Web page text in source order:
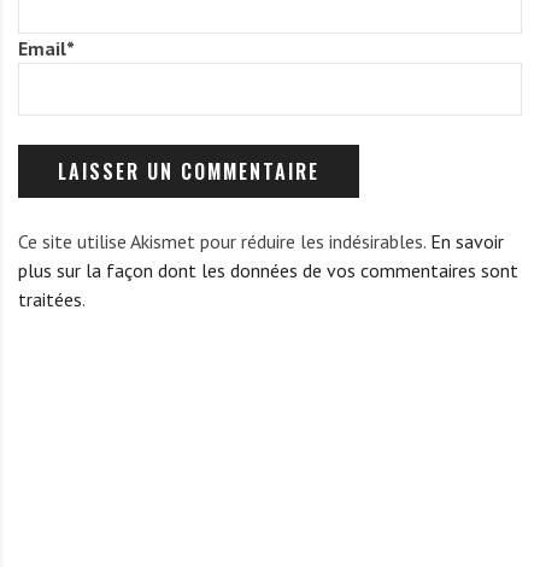
Email*
Ce site utilise Akismet pour réduire les indésirables. En savoir
plus sur la façon dont les données de vos commentaires sont
traitées.